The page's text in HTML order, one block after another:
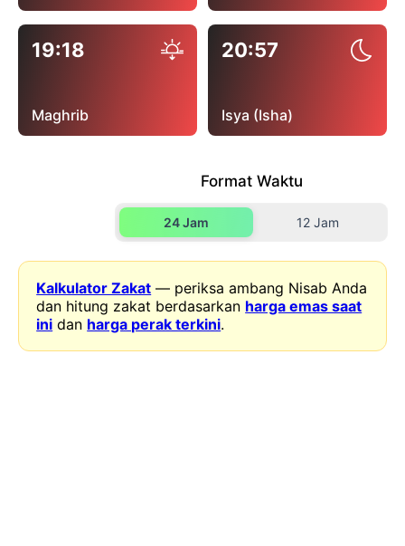
19:18
Maghrib
20:57
Isya (Isha)
Format Waktu
24 Jam 12 Jam
Kalkulator Zakat — periksa ambang Nisab Anda
dan hitung zakat berdasarkan harga emas saat
ini dan harga perak terkini.